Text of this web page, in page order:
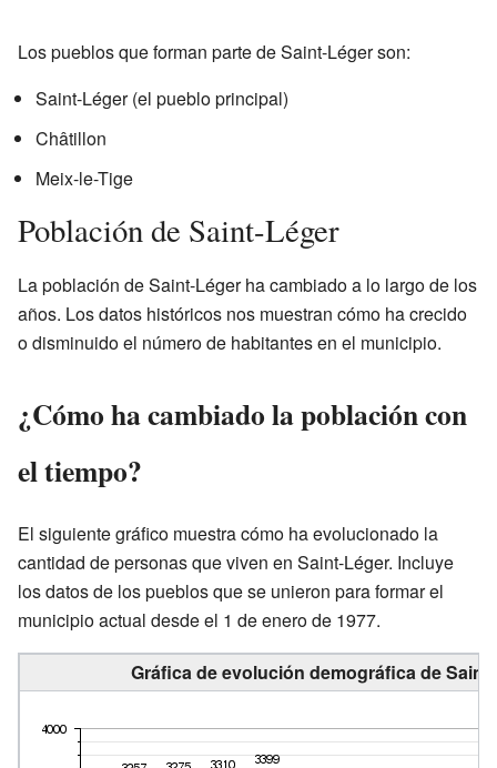
Los pueblos que forman parte de Saint-Léger son:
Saint-Léger (el pueblo principal)
Châtillon
Meix-le-Tige
Población de Saint-Léger
La población de Saint-Léger ha cambiado a lo largo de los
años. Los datos históricos nos muestran cómo ha crecido
o disminuido el número de habitantes en el municipio.
¿Cómo ha cambiado la población con
el tiempo?
El siguiente gráfico muestra cómo ha evolucionado la
cantidad de personas que viven en Saint-Léger. Incluye
los datos de los pueblos que se unieron para formar el
municipio actual desde el 1 de enero de 1977.
Gráfica de evolución demográfica de